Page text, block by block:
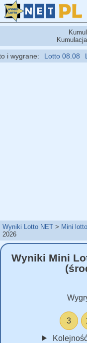
Lotto 08.08
Wyniki Lotto NET Mini lotto
2026
Wyniki Mini
3